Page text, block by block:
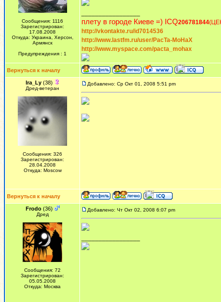
Сообщения: 1116
Зарегистрирован:
17.08.2008
Откуда: Украина, Херсон,
Армянск
Предупреждения : 1
плету в городе Киеве =) ICQ206781844
http://vkontakte.ru/id7014536
http://www.lastfm.ru/user/PacTa-MoHaX
http://www.myspace.com/pacta_mohax
Вернуться к началу
Ira_Ly(38)
Дред-ветеран
Сообщения: 326
Зарегистрирован:
28.04.2008
Откуда: Moscow
Добавлено: Ср Окт 01, 2008 5:51 pm
Вернуться к началу
Frodo(36)
Дред
Сообщения: 72
Зарегистрирован:
05.05.2008
Откуда: Москва
Добавлено: Чт Окт 02, 2008 6:07 pm